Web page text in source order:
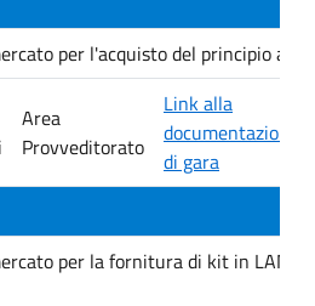
per l'acquisto del principio
Area
Provveditorato
Link alla
documentazione
di gara
per la fornitura di kit in LAMP